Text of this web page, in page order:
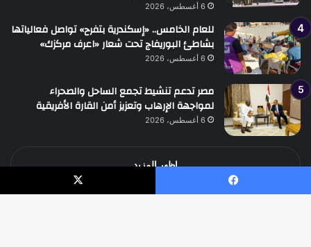
6 أغسطس، 2026
للعام الخامس.. «إسكندرية بتفرح» تواصل فعالياتها
بشاطئ البوريفاج تحت شعار «اعرف مركزك»
6 أغسطس، 2026
مصر تدعم تنشيط تجمع الساحل والصحراء
لمواجهة الإرهاب وتعزيز أمن القارة الأفريقية
6 أغسطس، 2026
اظهر المزيد
فيسبوك ‫X